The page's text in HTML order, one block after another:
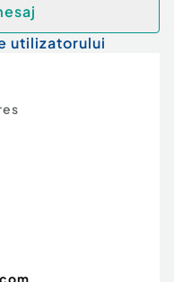
utilizatorului